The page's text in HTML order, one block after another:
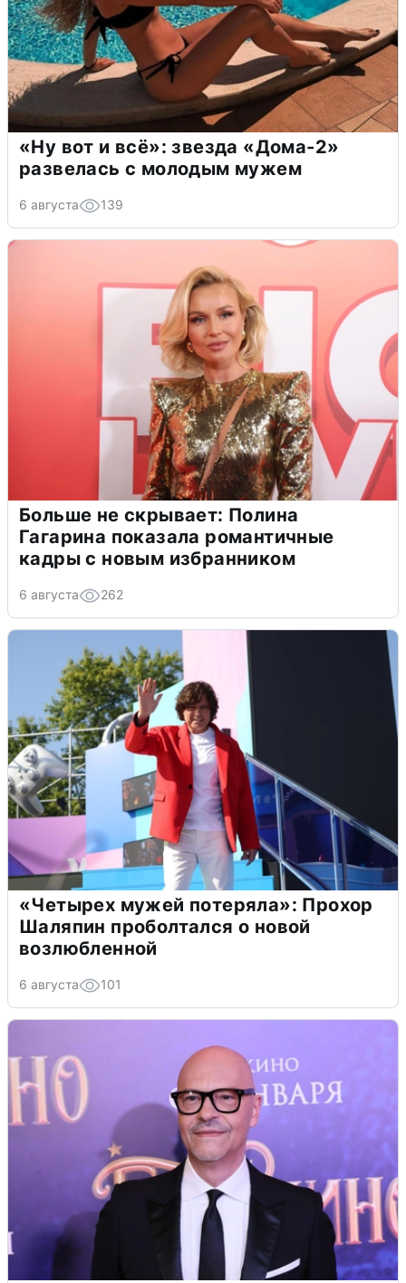
«Ну вот и всё»: звезда «Дома-2»
развелась с молодым мужем
6 августа 139
Больше не скрывает: Полина
Гагарина показала романтичные
кадры с новым избранником
6 августа 262
«Четырех мужей потеряла»: Прохор
Шаляпин проболтался о новой
возлюбленной
6 августа 101